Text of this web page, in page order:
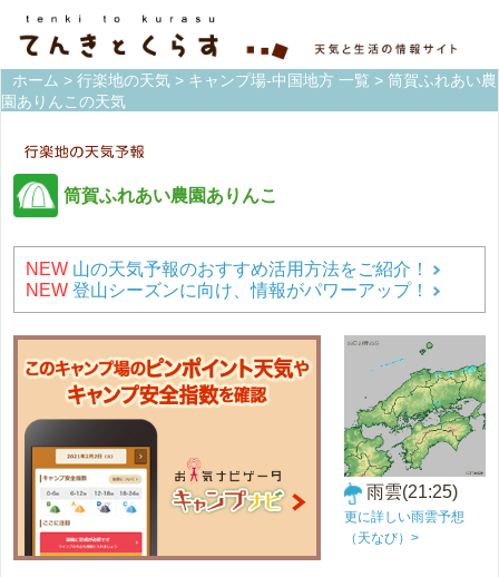
ホーム > 行楽地の天気 > キャンプ場-中国地方 一覧 > 筒賀ふれあい農
園ありんこの天気
筒賀ふれあい農園ありんこ
NEW 山の天気予報のおすすめ活用方法をご紹介！
NEW 登山シーズンに向け、情報がパワーアップ！
雨雲(21:25)
更に詳しい雨雲予想
（天なび）>